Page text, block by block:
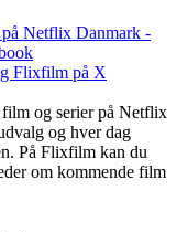
Netflix Danmark -
og serier på Netflix
og hver dag
På Flixfilm kan du
om kommende film